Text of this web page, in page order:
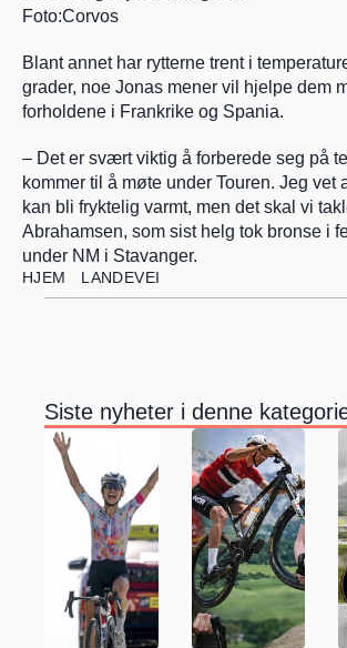
Foto:Corvos
Blant annet har rytterne trent i
grader, noe Jonas mener vil hjelpe dem
forholdene i Frankrike og Spania.
– Det er svært viktig å forberede seg på
kommer til å møte under Touren. Jeg vet
kan bli fryktelig varmt, men det skal vi
Abrahamsen, som sist helg tok bronse i
under NM i Stavanger.
HJEM LANDEVEI
Siste nyheter i denne